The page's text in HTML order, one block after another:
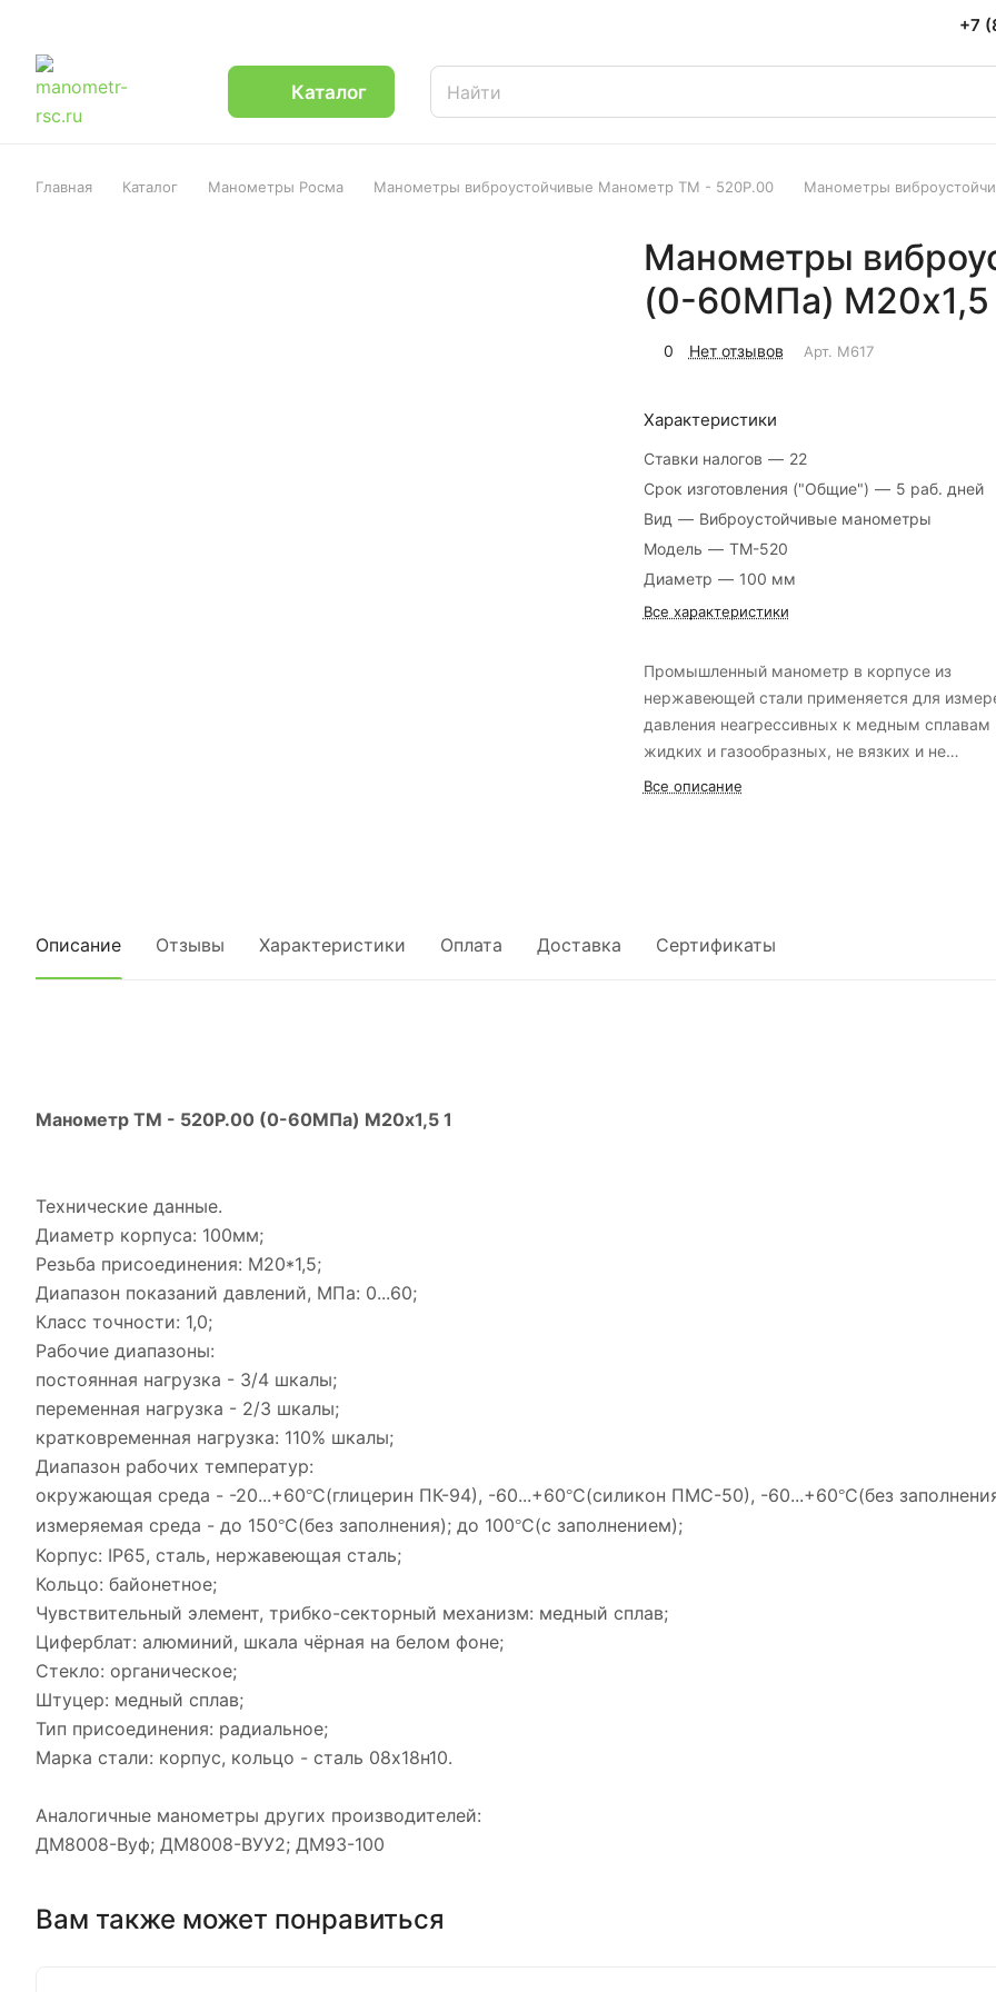
+7
Каталог
Главная Каталог Манометры Росма Манометры виброустойчивые Манометр ТМ - 520Р.00 Манометры
Манометры
(0-60МПа) М20х1,5
0 Нет отзывов Арт. M617
Характеристики
Ставки налогов — 22
Срок изготовления ("Общие") — 5 раб. дней
Вид — Виброустойчивые манометры
Модель — ТМ-520
Диаметр — 100 мм
Все характеристики
Промышленный манометр в корпусе из
нержавеющей стали применяется для
давления неагрессивных к медным сплавам
жидких и газообразных, не вязких и не
кристализующихся измеряемых сред в
Все описание
Описание Отзывы Характеристики Оплата Доставка Сертификаты
Манометр ТМ - 520Р.00 (0-60МПа) М20х1,5 1
Технические данные.
Диаметр корпуса: 100мм;
Резьба присоединения: М20*1,5;
Диапазон показаний давлений, МПа: 0...60;
Класс точности: 1,0;
Рабочие диапазоны:
постоянная нагрузка - 3/4 шкалы;
переменная нагрузка - 2/3 шкалы;
кратковременная нагрузка: 110% шкалы;
Диапазон рабочих температур:
окружающая среда - -20...+60°С(глицерин ПК-94), -60...+60°С(силикон ПМС-50), -60...+60°С(без
измеряемая среда - до 150°С(без заполнения); до 100°С(с заполнением);
Корпус: IP65, сталь, нержавеющая сталь;
Кольцо: байонетное;
Чувствительный элемент, трибко-секторный механизм: медный сплав;
Циферблат: алюминий, шкала чёрная на белом фоне;
Стекло: органическое;
Штуцер: медный сплав;
Тип присоединения: радиальное;
Марка стали: корпус, кольцо - сталь 08х18н10.
Аналогичные манометры других производителей:
ДМ8008-Вуф; ДМ8008-ВУУ2; ДМ93-100
Вам также может понравиться